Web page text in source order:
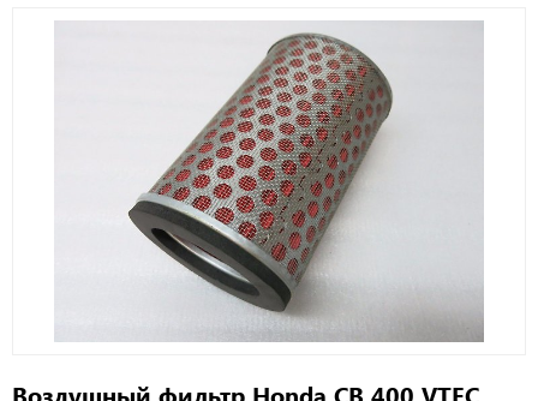
Воздушный фильтр Honda CB 400 VTEC